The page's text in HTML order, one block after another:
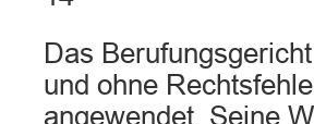
Das
und ohne
angewendet. Seine